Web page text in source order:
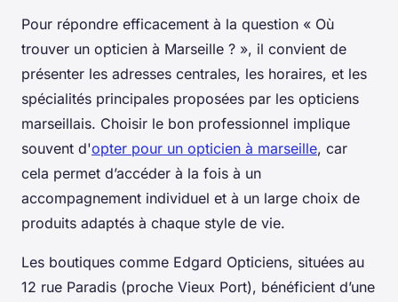
Pour répondre efficacement à la question « Où
trouver un opticien à Marseille ? », il convient de
présenter les adresses centrales, les horaires, et les
spécialités principales proposées par les opticiens
marseillais. Choisir le bon professionnel implique
souvent d'opter pour un opticien à marseille, car
cela permet d’accéder à la fois à un
accompagnement individuel et à un large choix de
produits adaptés à chaque style de vie.
Les boutiques comme Edgard Opticiens, situées au
12 rue Paradis (proche Vieux Port), bénéficient d’une